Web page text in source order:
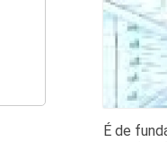
É de